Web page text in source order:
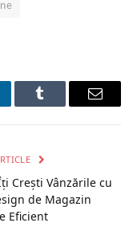
Tumblr Email
Crești Vânzările cu
de Magazin
Eficient